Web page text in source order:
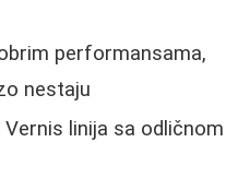
performansama,
nestaju
Vernis linija sa odličnom